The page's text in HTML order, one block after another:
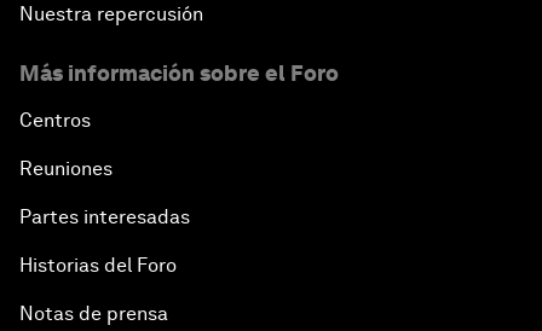
Nuestra repercusión
Más información sobre el Foro
Centros
Reuniones
Partes interesadas
Historias del Foro
Notas de prensa